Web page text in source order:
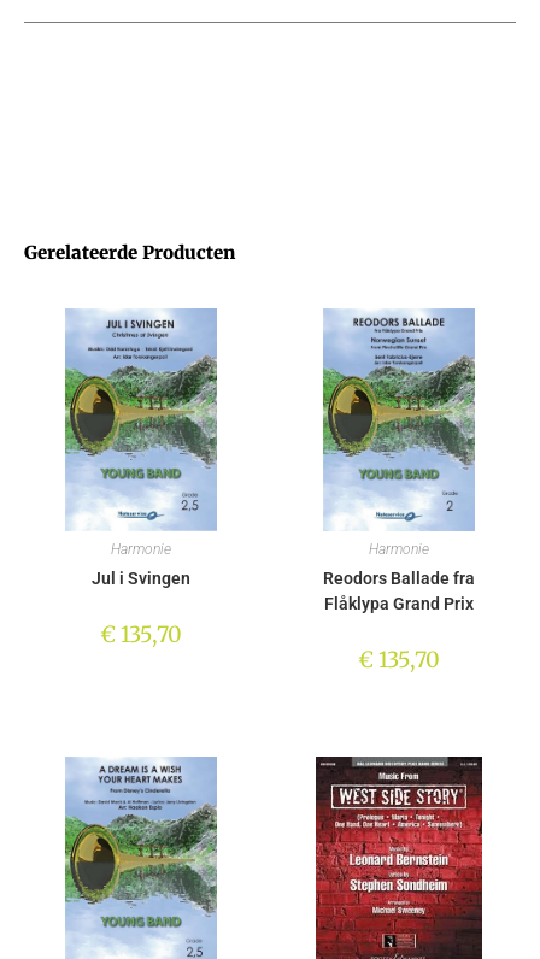
Gerelateerde Producten
Harmonie
Jul i Svingen
€135,70
Harmonie
Reodors Ballade fra
Flåklypa Grand Prix
€135,70